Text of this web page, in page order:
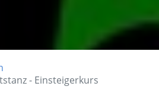
- Einsteigerkurs